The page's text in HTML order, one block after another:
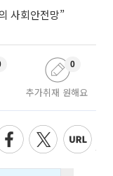
사회안전망”
추가취재 원해요
0